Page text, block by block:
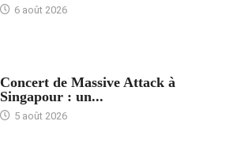
6 août 2026
Concert de Massive Attack à
Singapour : un...
5 août 2026